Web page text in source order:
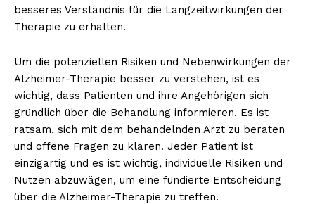
besseres Verständnis für die Langzeitwirkungen der
Therapie zu erhalten.
Um die potenziellen Risiken und Nebenwirkungen der
Alzheimer-Therapie besser zu verstehen, ist es
wichtig, dass Patienten und ihre Angehörigen sich
gründlich über die Behandlung informieren. Es ist
ratsam, sich mit dem behandelnden Arzt zu beraten
und offene Fragen zu klären. Jeder Patient ist
einzigartig und es ist wichtig, individuelle Risiken und
Nutzen abzuwägen, um eine fundierte Entscheidung
über die Alzheimer-Therapie zu treffen.